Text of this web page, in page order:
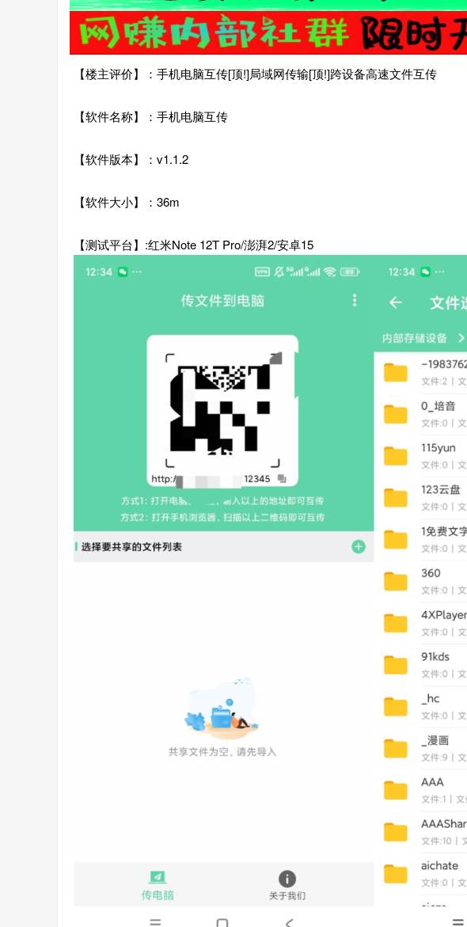
【楼主评价】：手机电脑互传[顶!]局域网传输[顶!]跨设备高速文件互传
【软件名称】：手机电脑互传
【软件版本】：v1.1.2
【软件大小】：36m
【测试平台】:红米Note 12T Pro/澎湃2/安卓15